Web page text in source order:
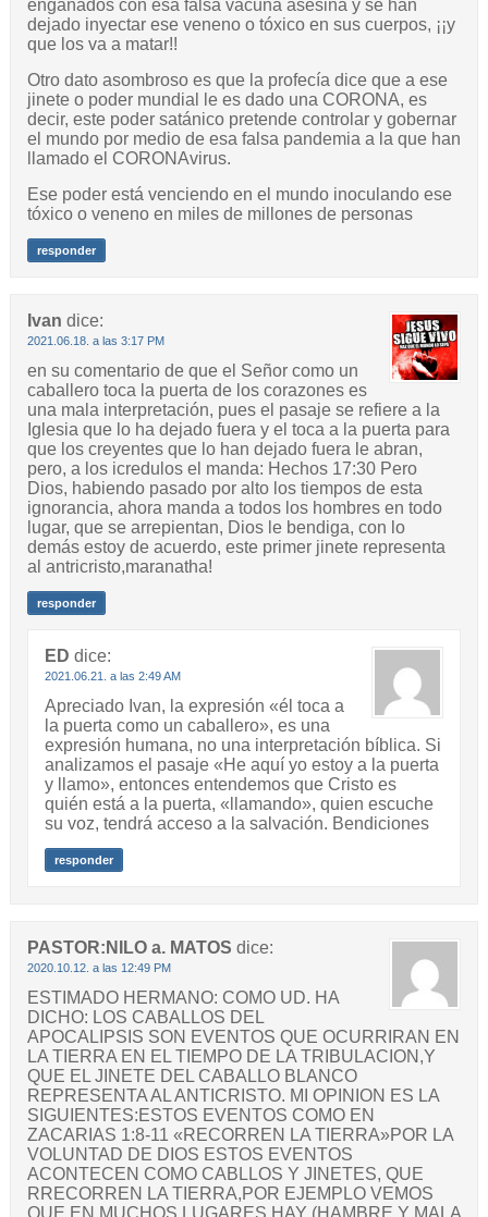
engañados con esa falsa vacuna asesina y se han
dejado inyectar ese veneno o tóxico en sus cuerpos, ¡¡y
que los va a matar!!
Otro dato asombroso es que la profecía dice que a ese
jinete o poder mundial le es dado una CORONA, es
decir, este poder satánico pretende controlar y gobernar
el mundo por medio de esa falsa pandemia a la que han
llamado el CORONAvirus.
Ese poder está venciendo en el mundo inoculando ese
tóxico o veneno en miles de millones de personas
responder
Ivan dice:
2021.06.18. a las 3:17 PM
en su comentario de que el Señor como un
caballero toca la puerta de los corazones es
una mala interpretación, pues el pasaje se refiere a la
Iglesia que lo ha dejado fuera y el toca a la puerta para
que los creyentes que lo han dejado fuera le abran,
pero, a los icredulos el manda: Hechos 17:30 Pero
Dios, habiendo pasado por alto los tiempos de esta
ignorancia, ahora manda a todos los hombres en todo
lugar, que se arrepientan, Dios le bendiga, con lo
demás estoy de acuerdo, este primer jinete representa
al antricristo,maranatha!
responder
ED dice:
2021.06.21. a las 2:49 AM
Apreciado Ivan, la expresión «él toca a
la puerta como un caballero», es una
expresión humana, no una interpretación bíblica. Si
analizamos el pasaje «He aquí yo estoy a la puerta
y llamo», entonces entendemos que Cristo es
quién está a la puerta, «llamando», quien escuche
su voz, tendrá acceso a la salvación. Bendiciones
responder
PASTOR:NILO a. MATOS dice:
2020.10.12. a las 12:49 PM
ESTIMADO HERMANO: COMO UD. HA
DICHO: LOS CABALLOS DEL
APOCALIPSIS SON EVENTOS QUE OCURRIRAN EN
LA TIERRA EN EL TIEMPO DE LA TRIBULACION,Y
QUE EL JINETE DEL CABALLO BLANCO
REPRESENTA AL ANTICRISTO. MI OPINION ES LA
SIGUIENTES:ESTOS EVENTOS COMO EN
ZACARIAS 1:8-11 «RECORREN LA TIERRA»POR LA
VOLUNTAD DE DIOS ESTOS EVENTOS
ACONTECEN COMO CABLLOS Y JINETES, QUE
RRECORREN LA TIERRA,POR EJEMPLO VEMOS
QUE EN MUCHOS LUGARES HAY (HAMBRE Y MALA